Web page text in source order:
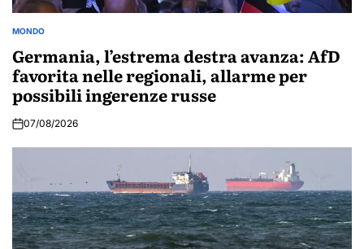
POSTED
MONDO
Germania, l’estrema destra avanza: AfD
favorita nelle regionali, allarme per
possibili ingerenze russe
07/08/2026